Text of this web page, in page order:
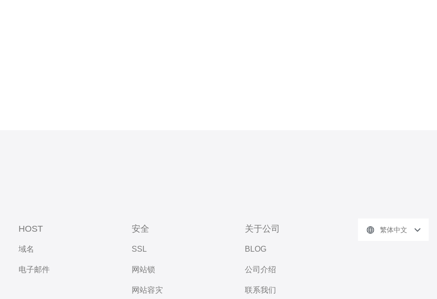
HOST
域名
电子邮件
安全
SSL
网站锁
网站容灾
关于公司
BLOG
公司介绍
联系我们
繁体中文